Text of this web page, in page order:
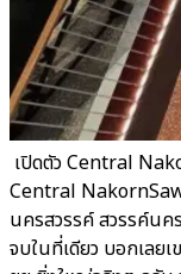
เปิดตัว Central
Central
นครสวรรค์ สวรรค์น
จบในที่เดียว บอกเลย